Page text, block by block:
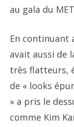
au gala du
En continuant
avait aussi de
très flatteurs,
de « looks
» a pris le
comme Kim